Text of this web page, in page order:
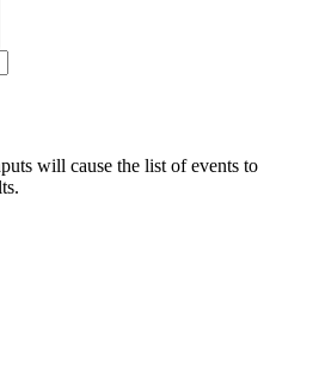
will cause the list of events to